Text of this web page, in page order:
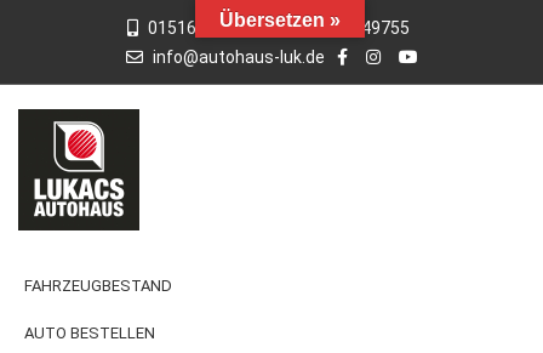
015163769659
01742949755
info@autohaus-luk.de
FAHRZEUGBESTAND
AUTO BESTELLEN
Übersetzen »